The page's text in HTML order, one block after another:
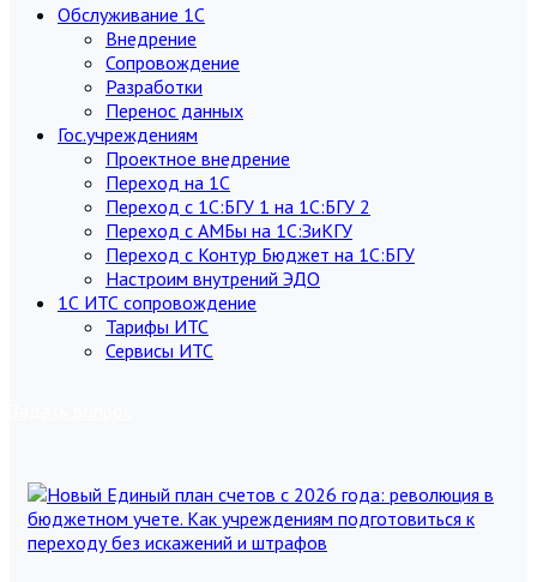
Обслуживание 1С
Внедрение
Сопровождение
Разработки
Перенос данных
Гос.учреждениям
Проектное внедрение
Переход на 1С
Переход с 1С:БГУ 1 на 1С:БГУ 2
Переход с АМБы на 1С:ЗиКГУ
Переход с Контур Бюджет на 1С:БГУ
Настроим внутрений ЭДО
1С ИТС сопровождение
Тарифы ИТС
Сервисы ИТС